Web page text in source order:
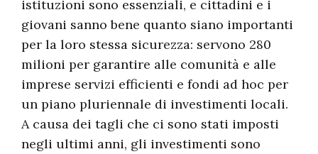
istituzioni sono essenziali, e cittadini e i
giovani sanno bene quanto siano importanti
per la loro stessa sicurezza: servono 280
milioni per garantire alle comunità e alle
imprese servizi efficienti e fondi ad hoc per
un piano pluriennale di investimenti locali.
A causa dei tagli che ci sono stati imposti
negli ultimi anni, gli investimenti sono